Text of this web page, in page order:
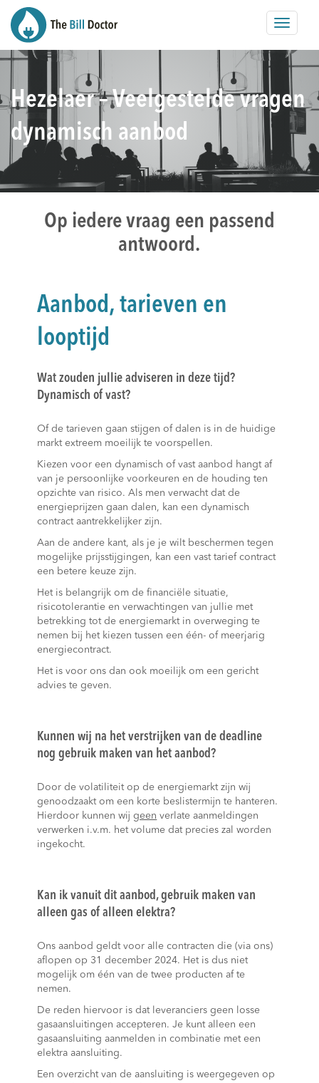
Toggle
Hezelaer – Veelgestelde vragen
dynamisch aanbod
Op iedere vraag een passend
antwoord.
Aanbod, tarieven en
looptijd
Wat zouden jullie adviseren in deze tijd?
Dynamisch of vast?
Of de tarieven gaan stijgen of dalen is in de huidige
markt extreem moeilijk te voorspellen.
Kiezen voor een dynamisch of vast aanbod hangt af
van je persoonlijke voorkeuren en de houding ten
opzichte van risico. Als men verwacht dat de
energieprijzen gaan dalen, kan een dynamisch
contract aantrekkelijker zijn.
Aan de andere kant, als je je wilt beschermen tegen
mogelijke prijsstijgingen, kan een vast tarief contract
een betere keuze zijn.
Het is belangrijk om de financiële situatie,
risicotolerantie en verwachtingen van jullie met
betrekking tot de energiemarkt in overweging te
nemen bij het kiezen tussen een één- of meerjarig
energiecontract.
Het is voor ons dan ook moeilijk om een gericht
advies te geven.
Kunnen wij na het verstrijken van de deadline
nog gebruik maken van het aanbod?
Door de volatiliteit op de energiemarkt zijn wij
genoodzaakt om een korte beslistermijn te hanteren.
Hierdoor kunnen wijgeen verlate aanmeldingen
verwerken i.v.m. het volume dat precies zal worden
ingekocht.
Kan ik vanuit dit aanbod, gebruik maken van
alleen gas of alleen elektra?
Ons aanbod geldt voor alle contracten die (via ons)
aflopen op 31 december 2024. Het is dus niet
mogelijk om één van de twee producten af te
nemen.
De reden hiervoor is dat leveranciers geen losse
gasaansluitingen accepteren. Je kunt alleen een
gasaansluiting aanmelden in combinatie met een
elektra aansluiting.
Een overzicht van de aansluiting is weergegeven op